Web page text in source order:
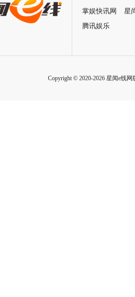
掌娱快讯网
星
腾讯娱乐
Copyright © 2020-2026 星闻e线